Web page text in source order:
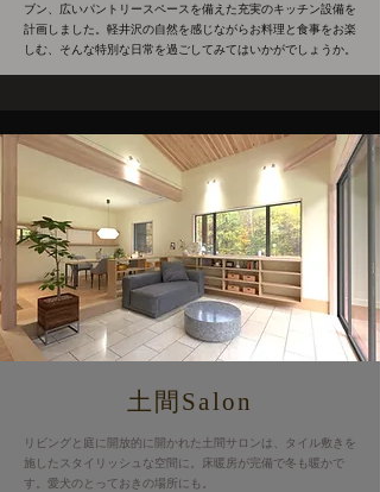
ブン、広いパントリースペースを備えた充実のキッチン設備を
計画しました。 軽井沢の自然を感じながらお料理と食事をお楽
しむ、そんな特別な日常を過ごしてみてはいかがでしょうか。
土間Salon
リビングと庭に開放的に開かれた土間サロンは、タイル敷きを
施したスタイリッシュな空間に。床暖房が完備で冬も暖かで
す。愛犬のとっておきの場所にも。